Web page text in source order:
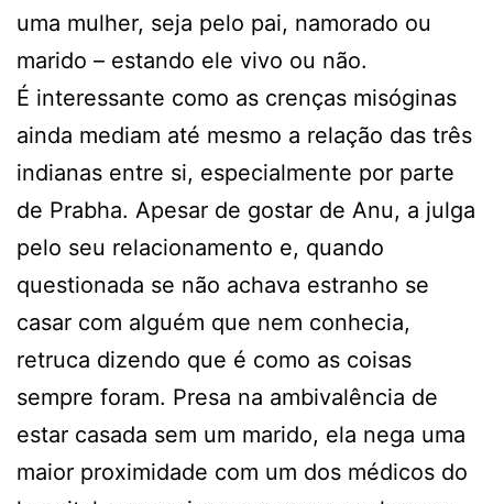
uma mulher, seja pelo pai, namorado ou
marido – estando ele vivo ou não.
É interessante como as crenças misóginas
ainda mediam até mesmo a relação das três
indianas entre si, especialmente por parte
de Prabha. Apesar de gostar de Anu, a julga
pelo seu relacionamento e, quando
questionada se não achava estranho se
casar com alguém que nem conhecia,
retruca dizendo que é como as coisas
sempre foram. Presa na ambivalência de
estar casada sem um marido, ela nega uma
maior proximidade com um dos médicos do